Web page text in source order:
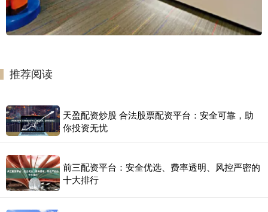
推荐阅读
天盈配资炒股 合法股票配资平台：安全可靠，助
你投资无忧
前三配资平台：安全优选、费率透明、风控严密的
十大排行